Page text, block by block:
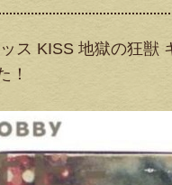
ス KISS 地獄の狂獣
！